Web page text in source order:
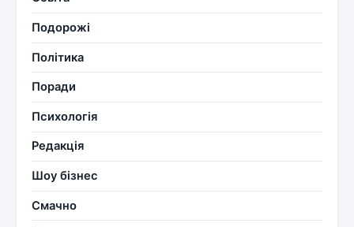
Подорожі
Політика
Поради
Психологія
Редакція
Шоу бізнес
Смачно